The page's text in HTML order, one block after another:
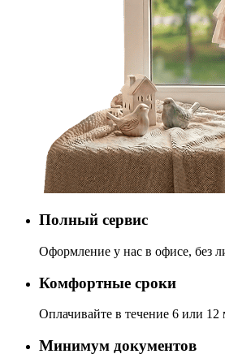
Полный сервис
Оформление у нас в офисе, без
Комфортные сроки
Оплачивайте в течение 6 или 12
Минимум документов